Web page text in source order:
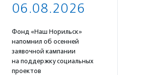
06.08.2026
Фонд «Наш Норильск»
напомнил об осенней
заявочной кампании
на поддержку социальных
проектов